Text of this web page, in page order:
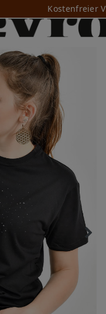
Kostenfreier